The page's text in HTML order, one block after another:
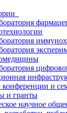
и
и гранты
научное